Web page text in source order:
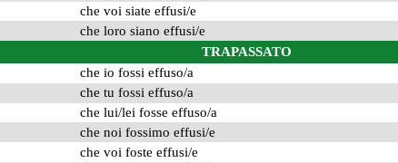
che voi siate effusi/e
che loro siano effusi/e
TRAPASSATO
che io fossi effuso/a
che tu fossi effuso/a
che lui/lei fosse effuso/a
che noi fossimo effusi/e
che voi foste effusi/e